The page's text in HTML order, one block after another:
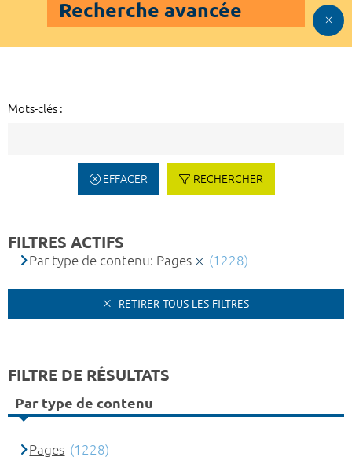
Recherche avancée
Mots-clés :
EFFACER RECHERCHER
FILTRES ACTIFS
Par type de contenu: Pages (1228)
RETIRER TOUS LES FILTRES
FILTRE DE RÉSULTATS
Par type de contenu
Pages (1228)